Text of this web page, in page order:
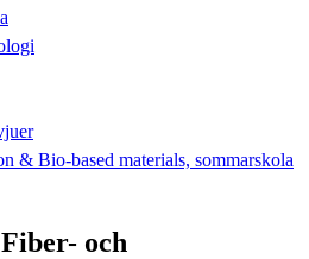
& Bio-based materials, sommarskola
och